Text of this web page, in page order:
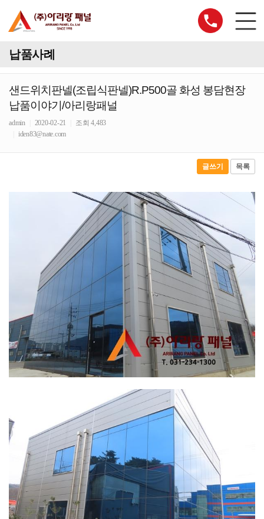
납품사례
샌드위치판넬(조립식판넬)R.P500골 화성 봉담현장
납품이야기/아리랑패널
admin 2020-02-21
조회 4,483
iden83@nate.com
글쓰기 목록